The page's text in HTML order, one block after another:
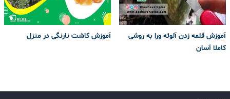
آموزش قلمه زدن آلوئه ورا به روشی
کاملا آسان
آموزش کاشت نارنگی در منزل